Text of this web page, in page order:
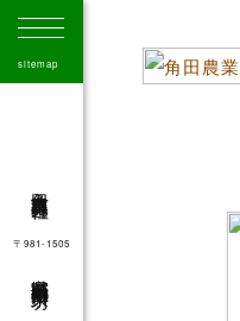
sitemap
角田市農業振興公社
〒981-1505
41